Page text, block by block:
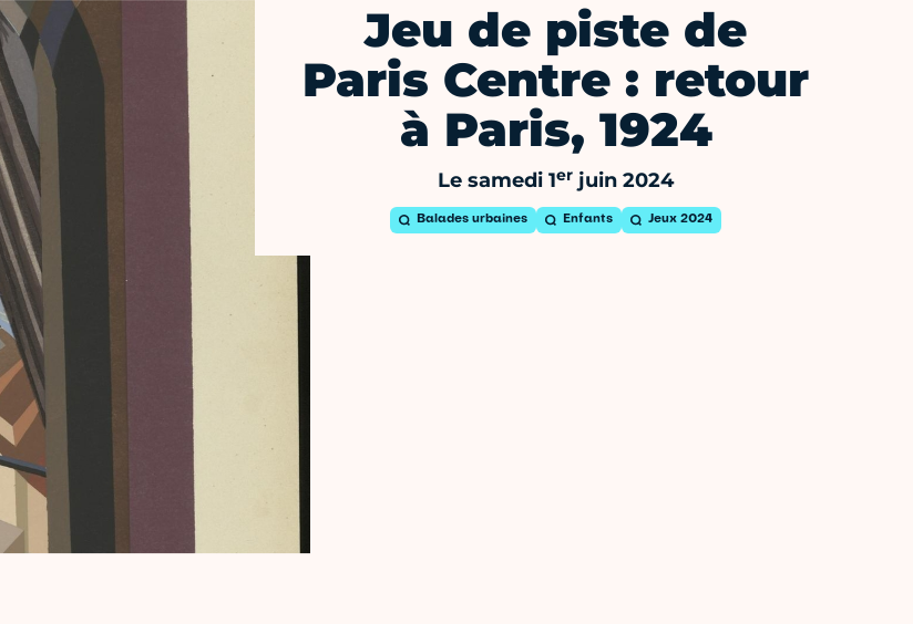
Jeu de piste de
Paris Centre : retour
à Paris, 1924
Le samedi 1er juin 2024
Balades urbaines Enfants Jeux 2024